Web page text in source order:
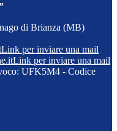
di Brianza (MB)
Link per inviare una mail
Link per inviare una mail
UFK5M4 - Codice